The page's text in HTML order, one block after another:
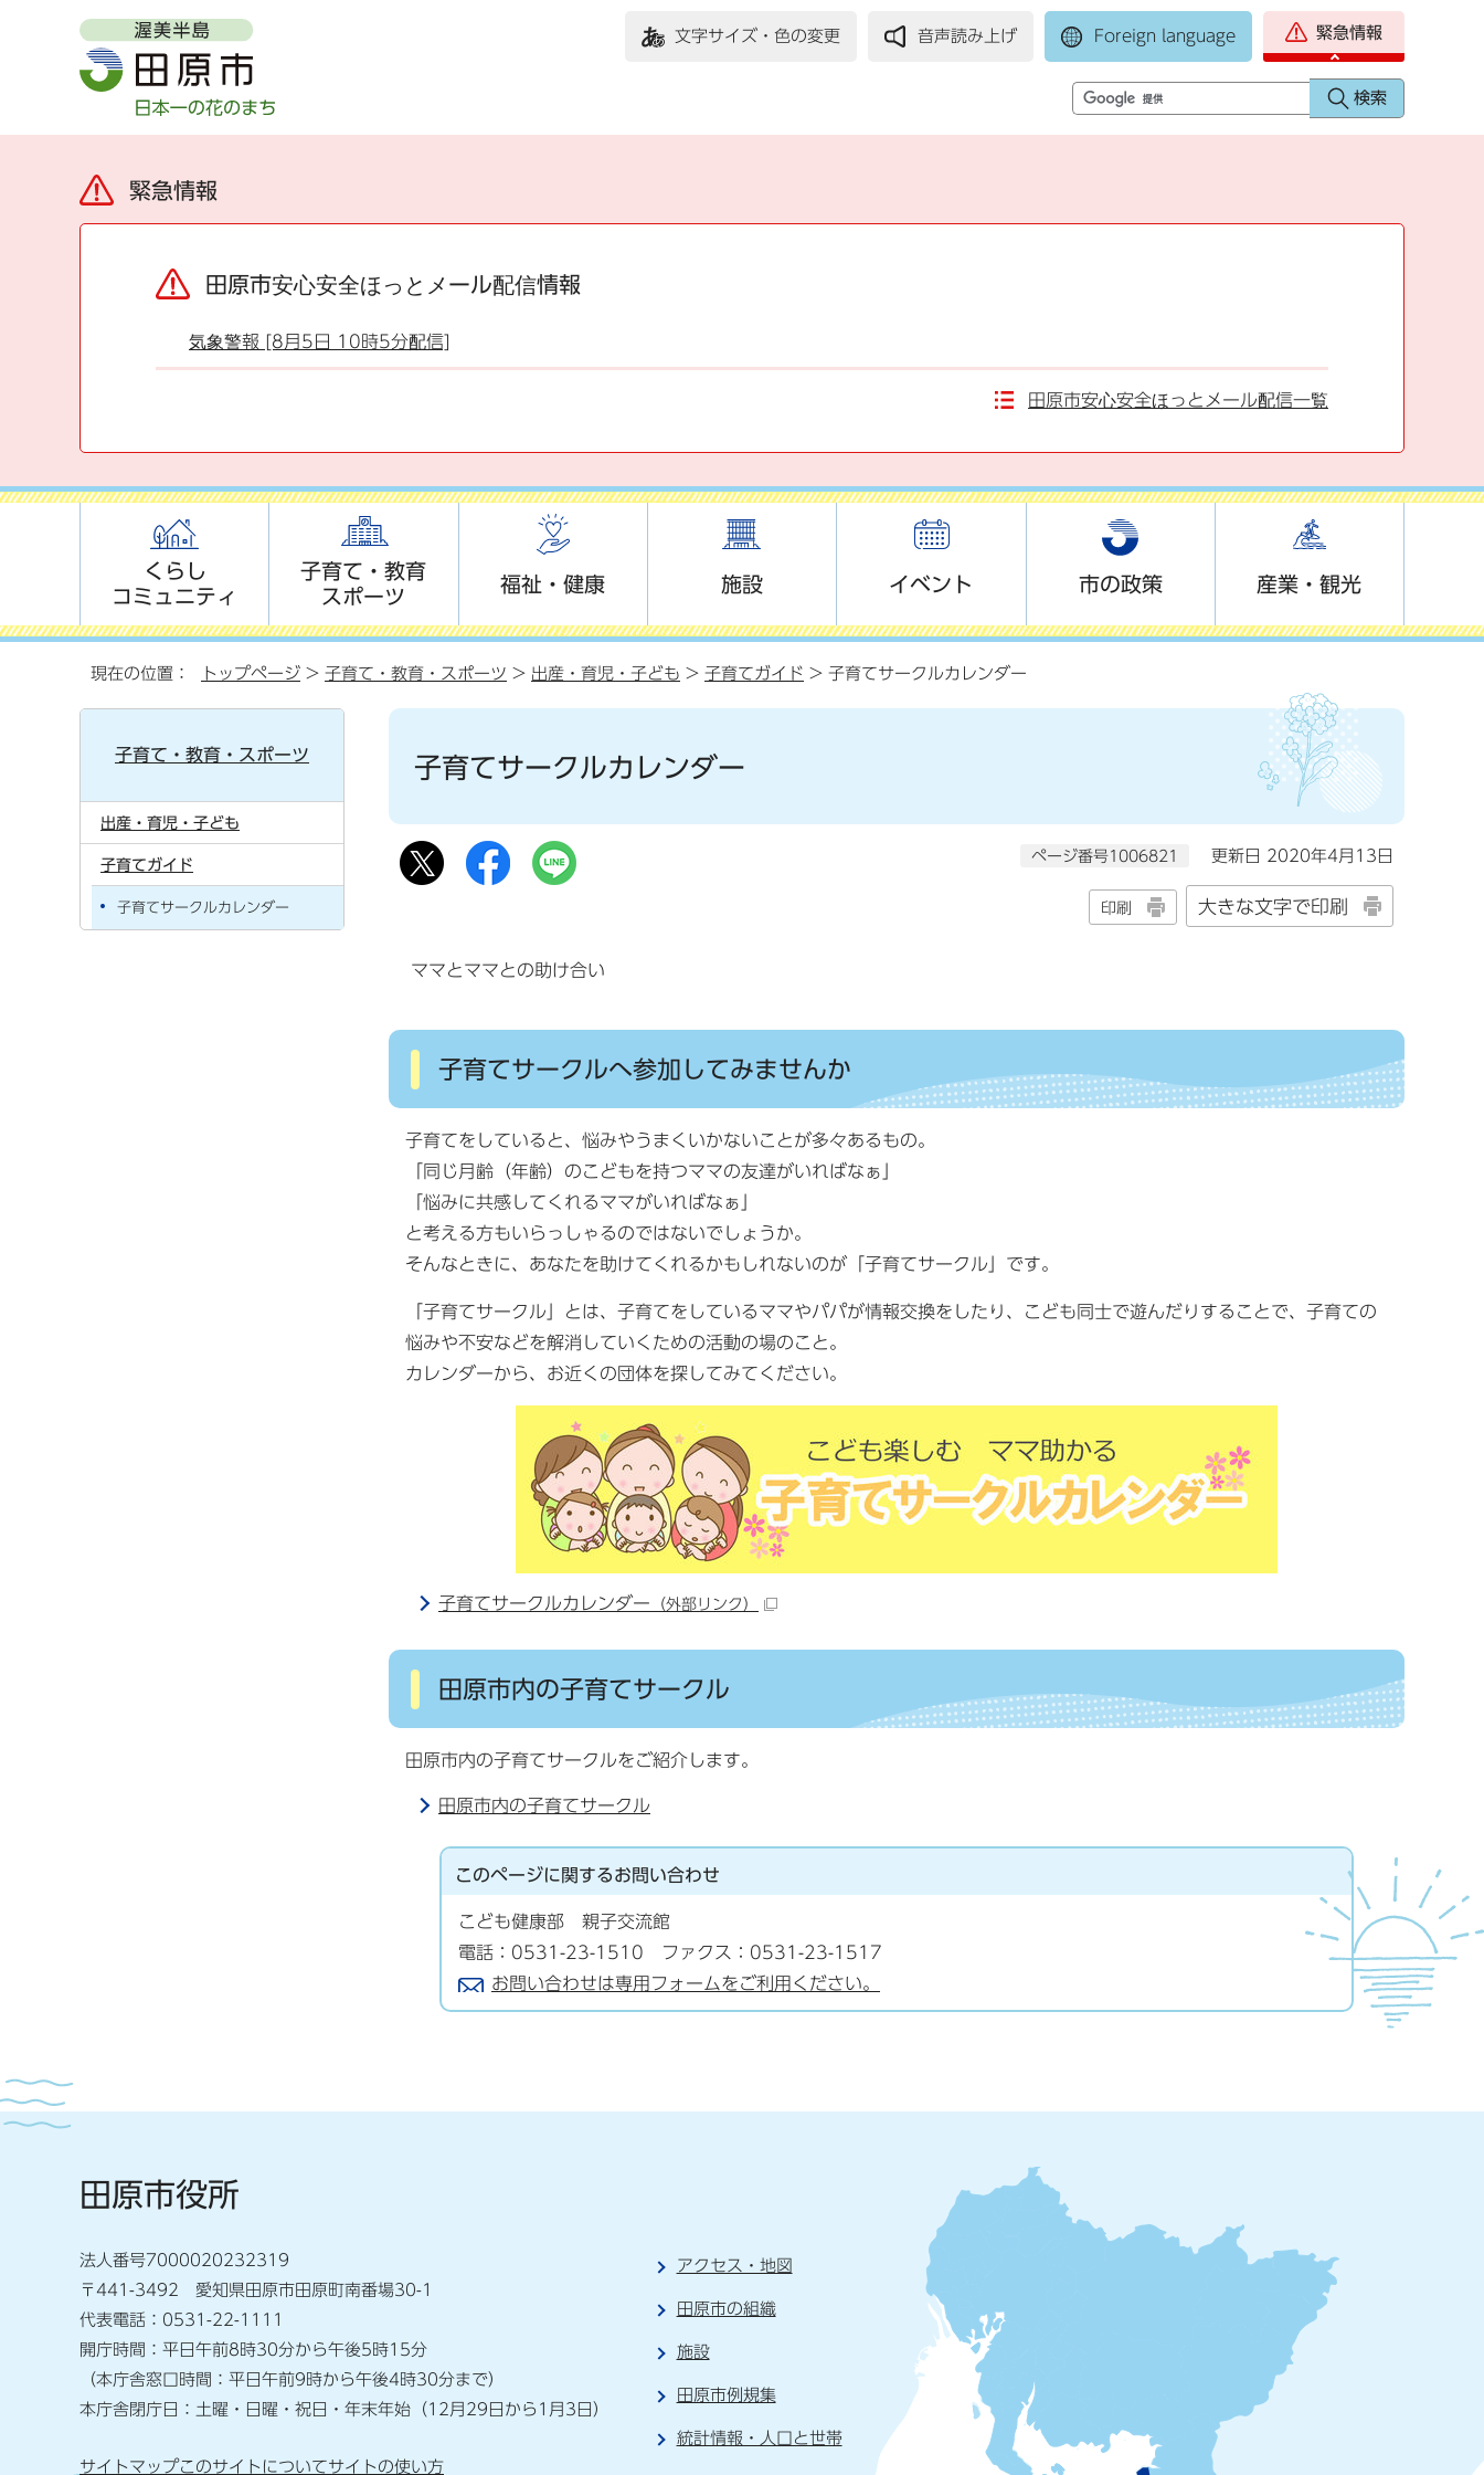
文字サイズ・色の変更 音声読み上げ Foreign language 緊急情報
緊急情報
田原市安心安全ほっとメール配信情報
気象警報 [8月5日 10時5分配信]
田原市安心安全ほっとメール配信一覧
くらし
コミュニティ
子育て・教育
スポーツ
福祉・健康 施設 イベント 市の政策 産業・観光
現在の位置： トップページ > 子育て・教育・スポーツ > 出産・育児・子ども > 子育てガイド > 子育てサークルカレンダー
子育てサークルカレンダー
ページ番号1006821 更新日 2020年4月13日
印刷 大きな文字で印刷
ママとママとの助け合い
子育てサークルへ参加してみませんか
子育てをしていると、悩みやうまくいかないことが多々あるもの。
「同じ月齢（年齢）のこどもを持つママの友達がいればなぁ」
「悩みに共感してくれるママがいればなぁ」
と考える方もいらっしゃるのではないでしょうか。
そんなときに、あなたを助けてくれるかもしれないのが「子育てサークル」です。
「子育てサークル」とは、子育てをしているママやパパが情報交換をしたり、こども同士で遊んだりすることで、子育ての
悩みや不安などを解消していくための活動の場のこと。
カレンダーから、お近くの団体を探してみてください。
子育てサークルカレンダー （外部リンク）
田原市内の子育てサークル
田原市内の子育てサークルをご紹介します。
田原市内の子育てサークル
このページに関するお問い合わせ
こども健康部 親子交流館
電話：0531-23-1510 ファクス：0531-23-1517
お問い合わせは専用フォームをご利用ください。
子育て・教育・スポーツ
出産・育児・子ども
子育てガイド
子育てサークルカレンダー
田原市役所
法人番号7000020232319
〒441-3492 愛知県田原市田原町南番場30-1
代表電話：0531-22-1111
開庁時間：平日午前8時30分から午後5時15分
（本庁舎窓口時間：平日午前9時から午後4時30分まで）
本庁舎閉庁日：土曜・日曜・祝日・年末年始（12月29日から1月3日）
サイトマップこのサイトについてサイトの使い方
アクセス・地図
田原市の組織
施設
田原市例規集
統計情報・人口と世帯